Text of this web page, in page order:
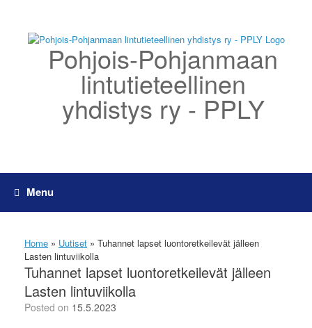
content
Pohjois-Pohjanmaan
lintutieteellinen
yhdistys ry - PPLY
Menu
Home » Uutiset » Tuhannet lapset luontoretkeilevät jälleen
Lasten lintuviikolla
Tuhannet lapset luontoretkeilevät jälleen
Lasten lintuviikolla
Posted on 15.5.2023